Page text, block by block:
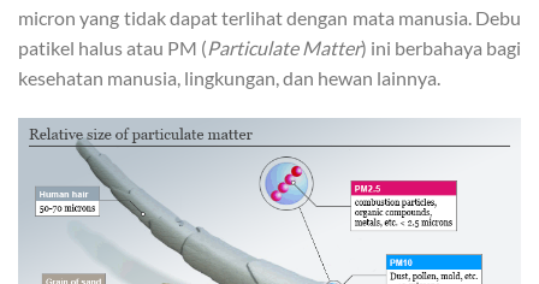
micron yang tidak dapat terlihat dengan mata manusia. Debu
patikel halus atau PM (Particulate Matter) ini berbahaya bagi
kesehatan manusia, lingkungan, dan hewan lainnya.